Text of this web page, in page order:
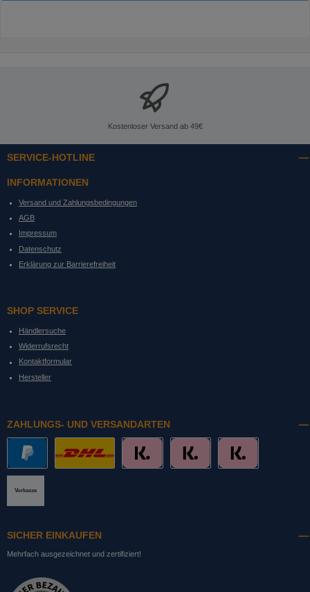
Kostenloser Versand ab 49€
SERVICE-HOTLINE
INFORMATIONEN
Versand und Zahlungsbedingungen
AGB
Impressum
Datenschutz
Erklärung zur Barrierefreiheit
SHOP SERVICE
Händlersuche
Widerrufsrecht
Kontaktformular
Hersteller
ZAHLUNGS- UND VERSANDARTEN
Vorkasse
SICHER EINKAUFEN
Mehrfach ausgezeichnet und zertifiziert!